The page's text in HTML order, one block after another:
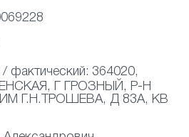
фактический: 364020,
Г ГРОЗНЫЙ, Р-Н
Г.Н.ТРОШЕВА, Д 83А, КВ